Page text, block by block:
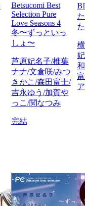
Betsucomi Best
Selection Pure
Love Seasons 4
冬〜ずっといっ
しょ〜
芦原妃名子/椎葉
ナナ/文倉咲/みつ
きかこ/森田富士/
吉永ゆう/加賀や
っこ/関なつみ
完結
た
た
横
妃
和
富
ア